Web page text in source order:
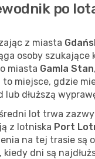
po
z miasta
osoby
miasta Gamla Stan
to miejsce, gdzie
lub dłuższą
lot trwa
z lotniska Port
na tej trasie są
kiedy dni są